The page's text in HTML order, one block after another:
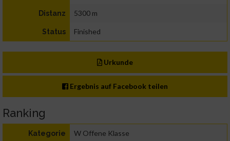
Distanz 5300 m
Status Finished
Urkunde
Ergebnis auf Facebook teilen
Ranking
Kategorie W Offene Klasse